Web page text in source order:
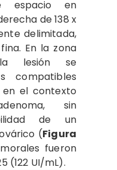
espacio en
de 138 x
delimitada,
En la zona
lesión se
compatibles
en el contexto
sin
de un
(Figura
fueron
(122 UI/mL).